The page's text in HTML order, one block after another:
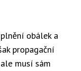
obálek a
propagační
musí sám